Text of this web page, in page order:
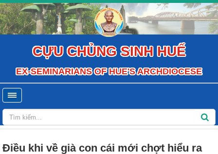
CỰU CHỦNG SINH HUẾ
EX-SEMINARIANS OF HUE'S ARCHDIOCESE
Điều khi về già con cái mới chợt hiểu ra